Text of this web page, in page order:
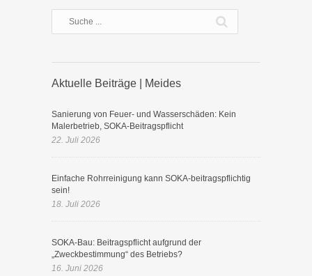
Aktuelle Beiträge | Meides
Sanierung von Feuer- und Wasserschäden: Kein
Malerbetrieb, SOKA-Beitragspflicht
22. Juli 2026
Einfache Rohrreinigung kann SOKA-beitragspflichtig
sein!
18. Juli 2026
SOKA-Bau: Beitragspflicht aufgrund der
„Zweckbestimmung“ des Betriebs?
16. Juni 2026